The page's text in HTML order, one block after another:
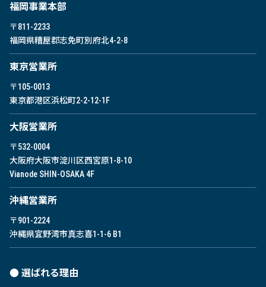
福岡事業本部
〒811-2233
福岡県糟屋郡志免町別府北4-2-8
東京営業所
〒105-0013
東京都港区浜松町2-2-12-1F
⼤阪営業所
〒532-0004
大阪府大阪市淀川区西宮原1-8-10
Vianode SHIN-OSAKA 4F
沖縄営業所
〒901-2224
沖縄県宜野湾市真志喜1-1-6 B1
選ばれる理由